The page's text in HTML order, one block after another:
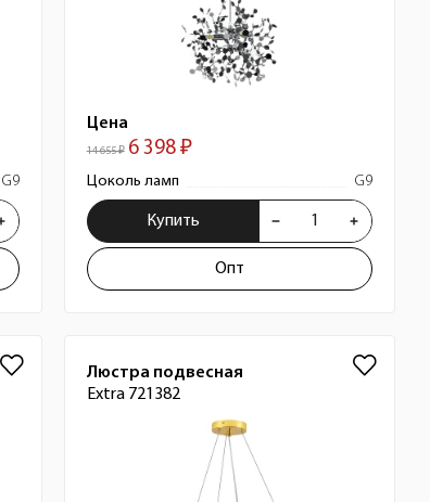
G9
Цена
14 655 ₽ 6 398 ₽
Цоколь ламп G9
Купить
Опт
Люстра подвесная
Extra 721382